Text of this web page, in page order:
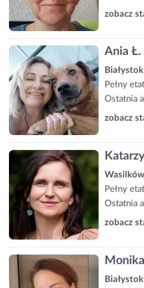
zobacz
Ania Ł.
Białystok
Pełny etat
Ostatnia
zobacz
Wasilków
Pełny etat
Ostatnia
zobacz
Białystok